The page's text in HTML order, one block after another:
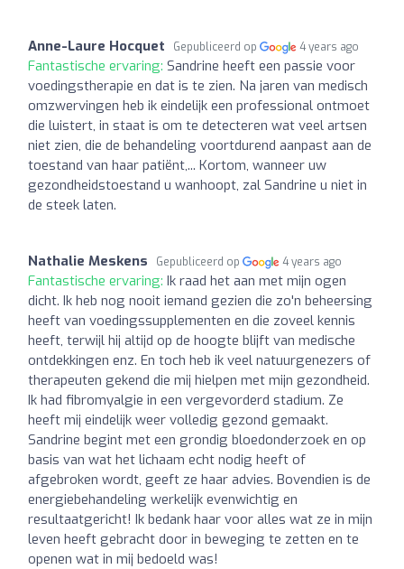
Anne-Laure Hocquet Gepubliceerd op 4 years ago
Fantastische ervaring: Sandrine heeft een passie voor
voedingstherapie en dat is te zien. Na jaren van medisch
omzwervingen heb ik eindelijk een professional ontmoet
die luistert, in staat is om te detecteren wat veel artsen
niet zien, die de behandeling voortdurend aanpast aan de
toestand van haar patiënt,... Kortom, wanneer uw
gezondheidstoestand u wanhoopt, zal Sandrine u niet in
de steek laten.
Nathalie Meskens Gepubliceerd op 4 years ago
Fantastische ervaring: Ik raad het aan met mijn ogen
dicht. Ik heb nog nooit iemand gezien die zo'n beheersing
heeft van voedingssupplementen en die zoveel kennis
heeft, terwijl hij altijd op de hoogte blijft van medische
ontdekkingen enz. En toch heb ik veel natuurgenezers of
therapeuten gekend die mij hielpen met mijn gezondheid.
Ik had fibromyalgie in een vergevorderd stadium. Ze
heeft mij eindelijk weer volledig gezond gemaakt.
Sandrine begint met een grondig bloedonderzoek en op
basis van wat het lichaam echt nodig heeft of
afgebroken wordt, geeft ze haar advies. Bovendien is de
energiebehandeling werkelijk evenwichtig en
resultaatgericht! Ik bedank haar voor alles wat ze in mijn
leven heeft gebracht door in beweging te zetten en te
openen wat in mij bedoeld was!